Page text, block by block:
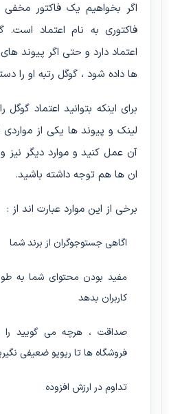
اگر بخواهیم یک فاکتور
فاکتوری به نام اعتماد
اعتماد دارد و حتی اگر پیوند
ها داده شود ، گوگل رتبه او را
برای اینکه بتوانید اعتماد
لینک و پیوند ها یکی از
آن عمل کنید و موارد دیگر نیز
ان ها هم توجه داشته باشید.
برخی از این موارد عبارت اند از :
اگاهی جستوجوگران از برند شما
مفید بودن محتوای شما به
کاربران بدهد
صداقت ، هرچه می گویید
فروشگاه ها تا ریویو ضعیفی
تداوم در ارزش افزوده